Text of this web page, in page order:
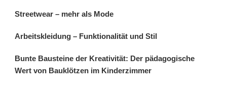
Streetwear – mehr als Mode
Arbeitskleidung – Funktionalität und Stil
Bunte Bausteine der Kreativität: Der pädagogische
Wert von Bauklötzen im Kinderzimmer